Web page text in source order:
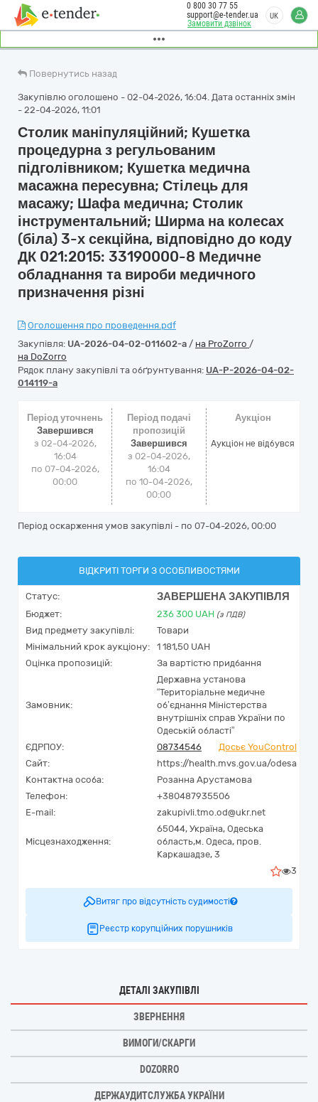
Замовити дзвінок
0 800 30 77 55
support@e-tender.ua
UK
Повернутись назад
Закупівлю оголошено - 02-04-2026, 16:04. Дата останніх змін
- 22-04-2026, 11:01
Столик маніпуляційний; Кушетка
процедурна з регульованим
підголівником; Кушетка медична
масажна пересувна; Стілець для
масажу; Шафа медична; Столик
інструментальний; Ширма на колесах
(біла) 3-х секційна, відповідно до коду
ДК 021:2015: 33190000-8 Медичне
обладнання та вироби медичного
призначення різні
Оголошення про проведення.pdf
Закупівля: UA-2026-04-02-011602-a / на ProZorro /
на DoZorro
Рядок плану закупівлі та обґрунтування: UA-P-2026-04-02-
014119-a
Період уточнень
Завершився
з 02-04-2026,
16:04
по 07-04-2026,
00:00
Період подачі
пропозицій
Завершився
з 02-04-2026,
16:04
по 10-04-2026,
00:00
Аукціон
Аукціон не відбувся
Період оскарження умов закупівлі - по 07-04-2026, 00:00
ВІДКРИТІ ТОРГИ З ОСОБЛИВОСТЯМИ
Статус: ЗАВЕРШЕНА ЗАКУПІВЛЯ
Бюджет: 236 300 UAH (з ПДВ)
Вид предмету закупівлі:
Товари
Мінімальний крок аукціону:
1 181,50 UAH
Оцінка пропозицій:
За вартістю придбання
Замовник:
Державна установа
“Територіальне медичне
об’єднання Міністерства
внутрішніх справ України по
Одеській області”
ЄДРПОУ:
08734546
Досьє YouControl
Сайт:
https://health.mvs.gov.ua/odesa
Контактна особа:
Розанна Арустамова
Телефон:
+380487935506
E-mail:
zakupivli.tmo.od@ukr.net
Місцезнаходження:
65044, Україна, Одеська
область,м. Одеса, пров.
Каркашадзе, 3
3
Витяг про відсутність судимості
Реєстр корупційних порушників
ДЕТАЛІ ЗАКУПІВЛІ
ЗВЕРНЕННЯ
ВИМОГИ/СКАРГИ
DOZORRO
ДЕРЖАУДИТСЛУЖБА УКРАЇНИ